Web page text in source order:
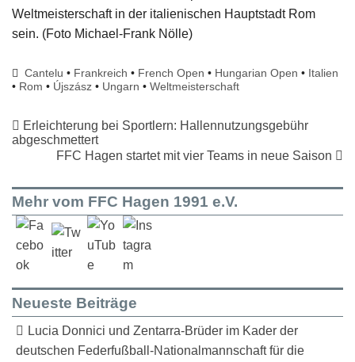
Weltmeisterschaft in der italienischen Hauptstadt Rom
sein. (Foto Michael-Frank Nölle)
Cantelu • Frankreich • French Open • Hungarian Open • Italien
• Rom • Újszász • Ungarn • Weltmeisterschaft
Erleichterung bei Sportlern: Hallennutzungsgebühr
abgeschmettert
FFC Hagen startet mit vier Teams in neue Saison
Mehr vom FFC Hagen 1991 e.V.
Neueste Beiträge
Lucia Donnici und Zentarra-Brüder im Kader der
deutschen Federfußball-Nationalmannschaft für die